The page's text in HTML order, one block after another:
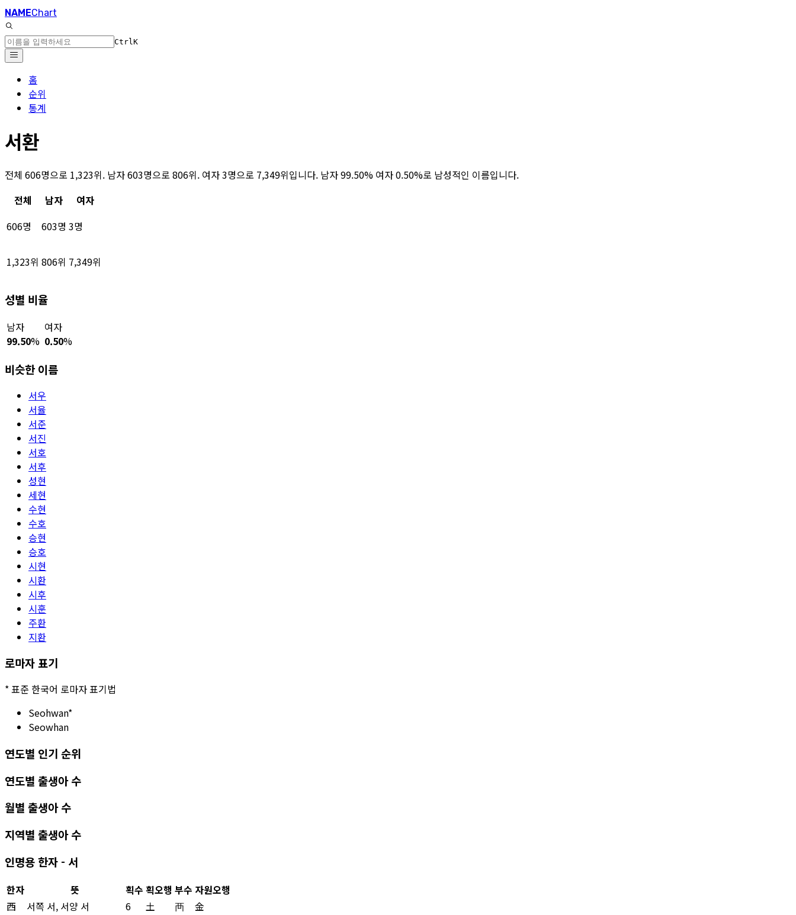
NAMEChart
CtrlK
홈
순위
통계
서환
전체 606명으로 1,323위. 남자 603명으로 806위. 여자 3명으로 7,349위입니다. 남자 99.50% 여자 0.50%로 남성적인 이름입니다.
전체
남자
여자
606명
603명 3명
1,323위 806위 7,349위
성별 비율
남자
99.50%
여자
0.50%
비슷한 이름
서우
서율
서준
서진
서호
서후
성현
세현
수현
수호
승현
승호
시현
시환
시후
시훈
주환
지환
로마자 표기
*표준 한국어 로마자 표기법
Seohwan*
Seowhan
연도별 인기 순위
연도별 출생아 수
월별 출생아 수
지역별 출생아 수
인명용 한자 - 서
한자 뜻 획수 획오행 부수 자원오행
西
서쪽 서, 서양 서 6 土 襾
金